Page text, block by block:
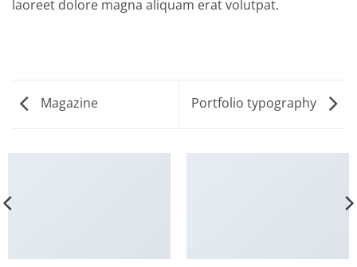
laoreet dolore magna aliquam erat volutpat.
Magazine Portfolio typography